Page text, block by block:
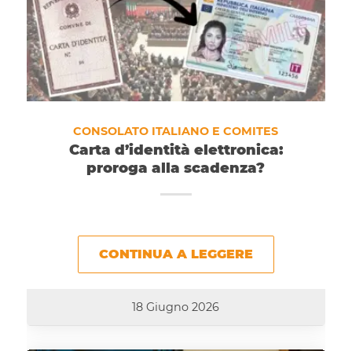
CONSOLATO ITALIANO E COMITES
Carta d’identità elettronica:
proroga alla scadenza?
CONTINUA A LEGGERE
18 Giugno 2026